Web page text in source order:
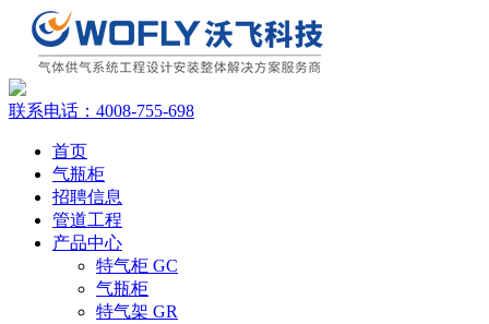
联系电话： 4008-755-698
首页
气瓶柜
招聘信息
管道工程
产品中心
特气柜 GC
气瓶柜
特气架 GR